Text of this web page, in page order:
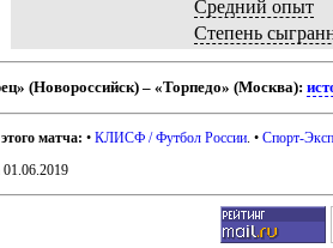
Средний опыт
Степень
(Новороссийск) – «Торпедо» (Москва):
матча: •КЛИСФ / Футбол России . •Спорт-
01.06.2019